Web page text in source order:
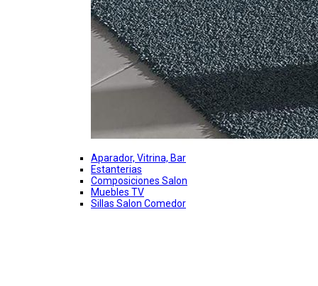
Aparador, Vitrina, Bar
Estanterias
Composiciones Salon
Muebles TV
Sillas Salon Comedor